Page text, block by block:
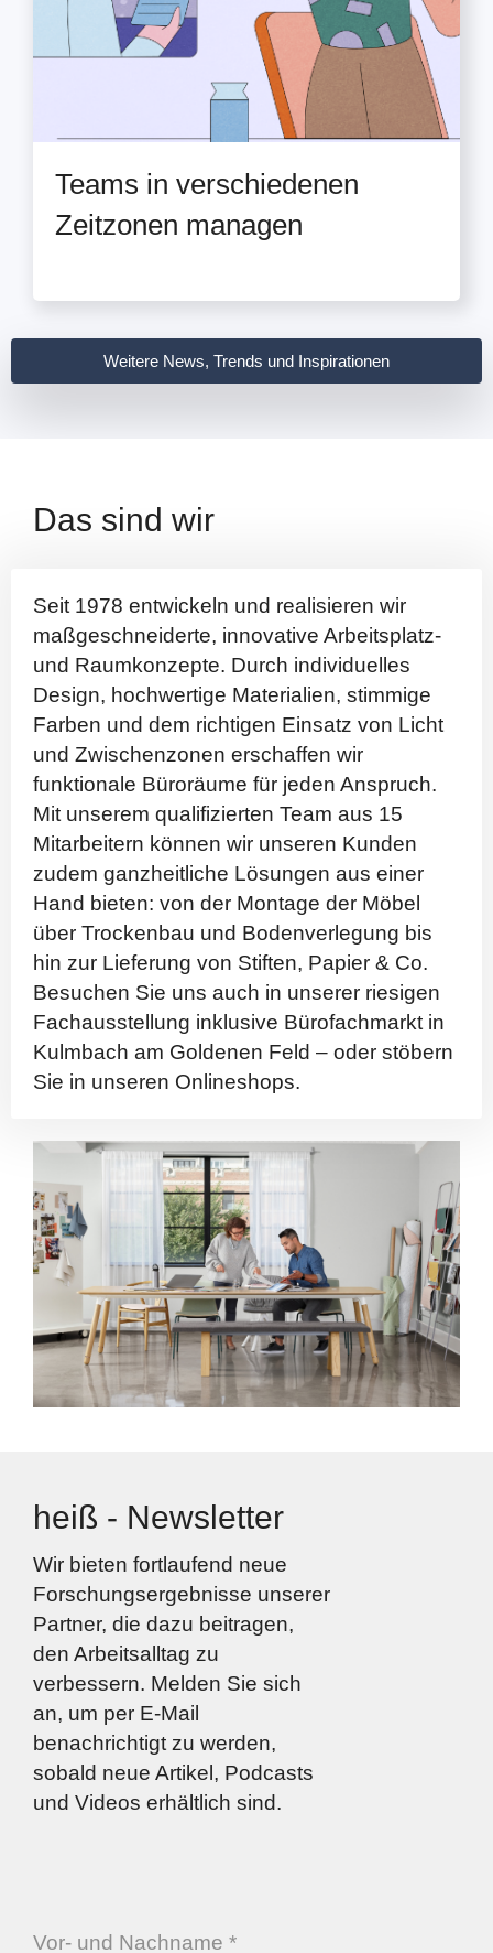
Teams in verschiedenen
Zeitzonen managen
Weitere News, Trends und Inspirationen
Das sind wir
Seit 1978 entwickeln und realisieren wir
maßgeschneiderte, innovative Arbeitsplatz-
und Raumkonzepte. Durch individuelles
Design, hochwertige Materialien, stimmige
Farben und dem richtigen Einsatz von Licht
und Zwischenzonen erschaffen wir
funktionale Büroräume für jeden Anspruch.
Mit unserem qualifizierten Team aus 15
Mitarbeitern können wir unseren Kunden
zudem ganzheitliche Lösungen aus einer
Hand bieten: von der Montage der Möbel
über Trockenbau und Bodenverlegung bis
hin zur Lieferung von Stiften, Papier & Co.
Besuchen Sie uns auch in unserer riesigen
Fachausstellung inklusive Bürofachmarkt in
Kulmbach am Goldenen Feld – oder stöbern
Sie in unseren Onlineshops.
heiß - Newsletter
Wir bieten fortlaufend neue
Forschungsergebnisse unserer
Partner, die dazu beitragen,
den Arbeitsalltag zu
verbessern. Melden Sie sich
an, um per E-Mail
benachrichtigt zu werden,
sobald neue Artikel, Podcasts
und Videos erhältlich sind.
Vor- und Nachname *